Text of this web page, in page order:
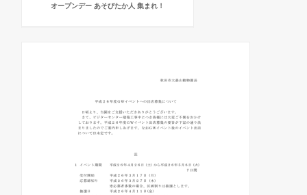
オープンデー あそびたか人 集まれ！